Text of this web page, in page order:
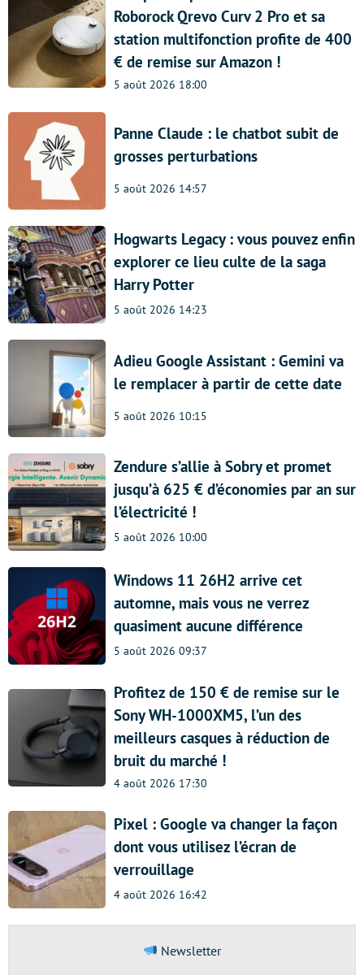
Roborock Qrevo Curv 2 Pro et sa
station multifonction profite de 400
€ de remise sur Amazon !
5 août 2026 18:00
Panne Claude : le chatbot subit de
grosses perturbations
5 août 2026 14:57
Hogwarts Legacy : vous pouvez enfin
explorer ce lieu culte de la saga
Harry Potter
5 août 2026 14:23
Adieu Google Assistant : Gemini va
le remplacer à partir de cette date
5 août 2026 10:15
Zendure s’allie à Sobry et promet
jusqu’à 625 € d’économies par an sur
l’électricité !
5 août 2026 10:00
Windows 11 26H2 arrive cet
automne, mais vous ne verrez
quasiment aucune différence
5 août 2026 09:37
Profitez de 150 € de remise sur le
Sony WH-1000XM5, l’un des
meilleurs casques à réduction de
bruit du marché !
4 août 2026 17:30
Pixel : Google va changer la façon
dont vous utilisez l’écran de
verrouillage
4 août 2026 16:42
Newsletter